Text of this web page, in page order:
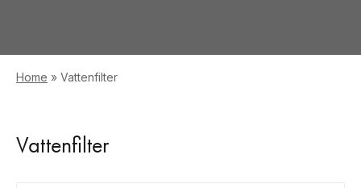
Home » Vattenfilter
Vattenfilter